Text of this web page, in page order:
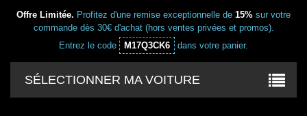
Offre Limitée. Profitez d'une remise exceptionnelle de 15% sur votre
commande dès 30€ d'achat (hors ventes privées et promos).
Entrez le code
M17Q3CK6 dans votre panier.
SÉLECTIONNER MA VOITURE